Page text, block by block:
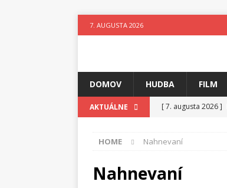
7. AUGUSTA 2026
DOMOV HUDBA FILM
AKTUÁLNE [ 7. augusta 2026 ]
[ 5. augusta 2026 ]
[ 4. augusta 2026 ]
HOME Nahnevaní
Nahnevaní